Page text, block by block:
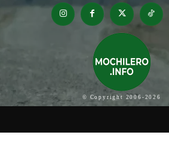
© Copyright 2006-2026